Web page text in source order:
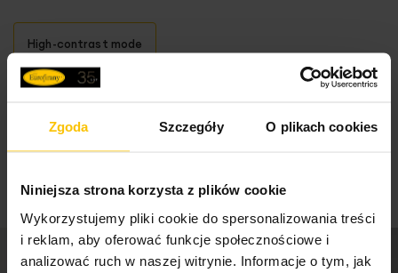
Zgoda Szczegóły O plikach cookies
Niniejsza strona korzysta z plików cookie
Wykorzystujemy pliki cookie do spersonalizowania treści
i reklam, aby oferować funkcje społecznościowe i
analizować ruch w naszej witrynie. Informacje o tym, jak
skład: szkło, MDF
High-contrast mode